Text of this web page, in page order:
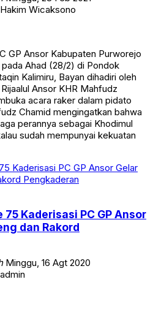
Wicaksono
GP Ansor Kabupaten Purworejo
Ahad (28/2) di Pondok
Kalimiru, Bayan dihadiri oleh
Ansor KHR Mahfudz
acara raker dalam pidato
Chamid mengingatkan bahwa
perannya sebagai Khodimul
sudah mempunyai kekuatan
75 Kaderisasi PC GP Ansor
dan Rakord
Minggu, 16 Agt 2020